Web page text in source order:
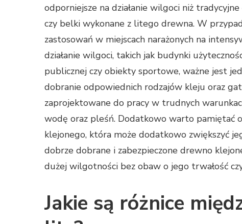
odporniejsze na działanie wilgoci niż
czy belki wykonane z litego drewna. W
zastosowań w miejscach narażonych na
działanie wilgoci, takich jak budynki
publicznej czy obiekty sportowe, ważne jest
dobranie odpowiednich rodzajów kleju oraz
zaprojektowane do pracy w trudnych
wodę oraz pleśń. Dodatkowo warto pamiętać
klejonego, która może dodatkowo zwiększyć
dobrze dobrane i zabezpieczone drewno
dużej wilgotności bez obaw o jego trwałość
Jakie są różnice